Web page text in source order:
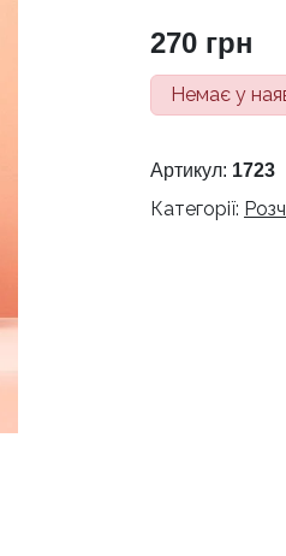
270 грн
Немає у
Артикул: 1723
Категорії: